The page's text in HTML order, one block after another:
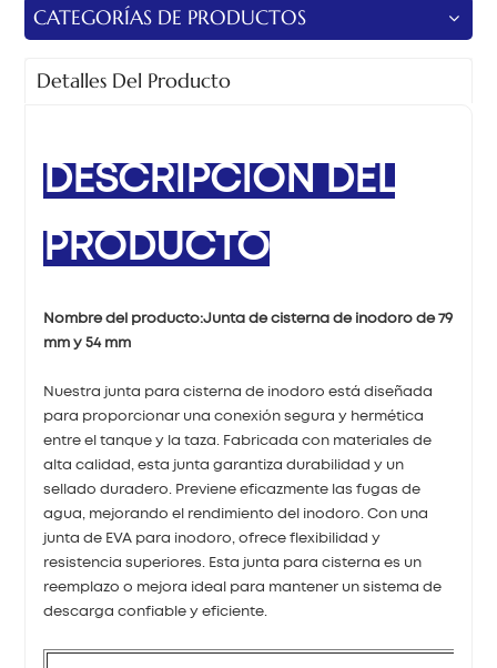
CATEGORÍAS DE PRODUCTOS
Detalles Del Producto
DESCRIPCIÓN DEL
PRODUCTO
Nombre del producto:Junta de cisterna de inodoro de 79
mm y 54 mm
Nuestra junta para cisterna de inodoro está diseñada
para proporcionar una conexión segura y hermética
entre el tanque y la taza. Fabricada con materiales de
alta calidad, esta junta garantiza durabilidad y un
sellado duradero. Previene eficazmente las fugas de
agua, mejorando el rendimiento del inodoro. Con una
junta de EVA para inodoro, ofrece flexibilidad y
resistencia superiores. Esta junta para cisterna es un
reemplazo o mejora ideal para mantener un sistema de
descarga confiable y eficiente.